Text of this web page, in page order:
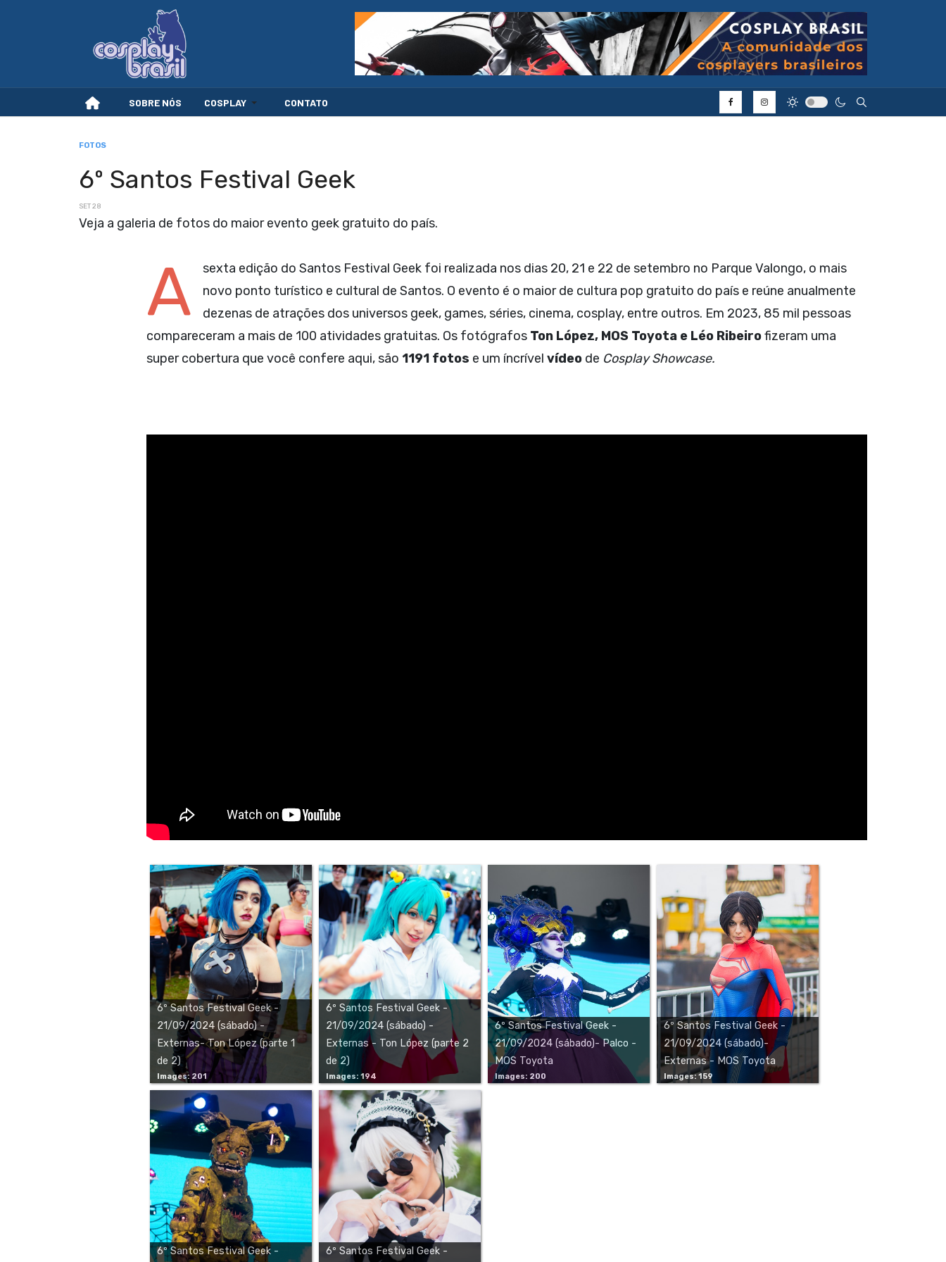
SOBRE NÓS COSPLAY CONTATO
Type 2 or more
FOTOS
6º Santos Festival Geek
SET 28
Veja a galeria de fotos do maior evento geek gratuito do país.
A
sexta edição do Santos Festival Geek foi realizada nos dias 20, 21 e 22 de setembro no Parque Valongo, o mais
novo ponto turístico e cultural de Santos. O evento é o maior de cultura pop gratuito do país e reúne anualmente
dezenas de atrações dos universos geek, games, séries, cinema, cosplay, entre outros. Em 2023, 85 mil pessoas
compareceram a mais de 100 atividades gratuitas. Os fotógrafos Ton López, MOS Toyota e Léo Ribeirofizeram uma
super cobertura que você confere aqui, são 1191 fotos e um íncrível vídeo de Cosplay Showcase.
6º Santos Festival Geek -
21/09/2024 (sábado) -
Externas- Ton López (parte 1
de 2)
Images: 201
6º Santos Festival Geek -
21/09/2024 (sábado) -
Externas - Ton López (parte 2
de 2)
Images: 194
6º Santos Festival Geek -
21/09/2024 (sábado)- Palco -
MOS Toyota
Images: 200
6º Santos Festival Geek -
21/09/2024 (sábado)-
Externas - MOS Toyota
Images: 159
6º Santos Festival Geek -
6º Santos Festival Geek -